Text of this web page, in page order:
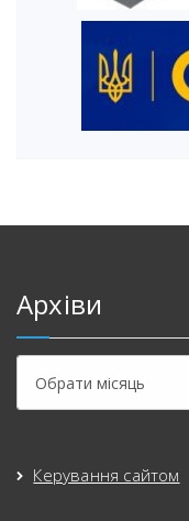
Архіви
Керування сайтом